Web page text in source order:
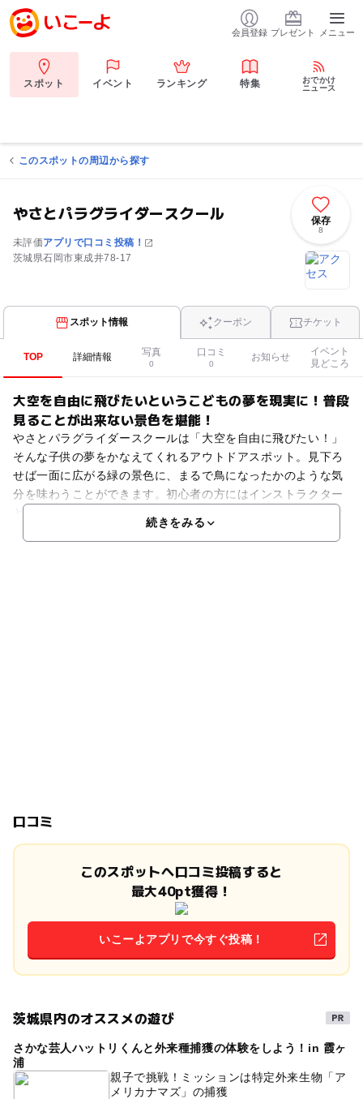
会員登録 プレゼント メニュー
スポット イベント ランキング 特集
おでかけ
ニュース
このスポットの周辺から探す
やさとパラグライダースクール
未評価アプリで口コミ投稿！
茨城県石岡市東成井78-17
保存
8
スポット情報 クーポン チケット
TOP 詳細情報 写真
0
口コミ
0
お知らせ
イベント
見どころ
大空を自由に飛びたいというこどもの夢を現実に！普段
見ることが出来ない景色を堪能！
やさとパラグライダースクールは「大空を自由に飛びたい！」
そんな子供の夢をかなえてくれるアウトドアスポット。見下ろ
せば一面に広がる緑の景色に、まるで鳥になったかのような気
分を味わうことができます。初心者の方にはインストラクター
続きをみる
口コミ
このスポットへ口コミ投稿すると
最大40pt獲得！
いこーよアプリで今すぐ投稿！
茨城県内のオススメの遊び
さかな芸人ハットリくんと外来種捕獲の体験をしよう！in 霞ヶ
浦
親子で挑戦！ミッションは特定外来生物「ア
メリカナマズ」の捕獲